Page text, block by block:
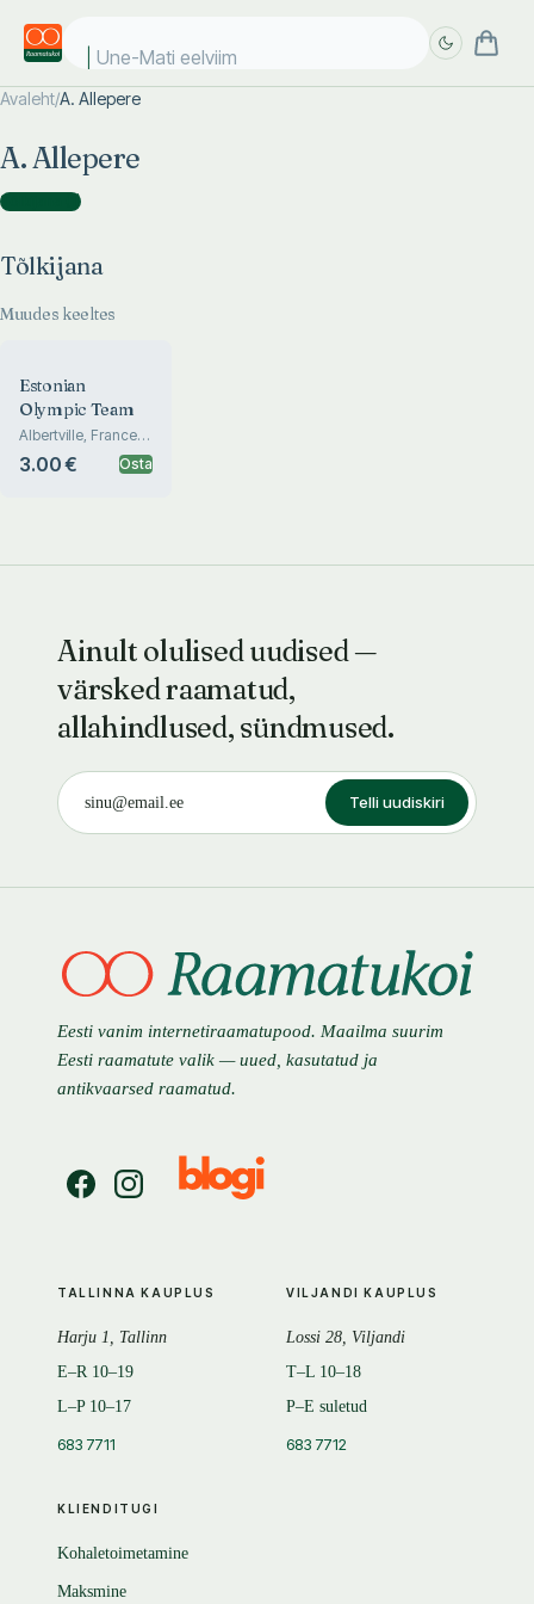
Une-Mati eelviima
Avaleht/A. Allepere
A. Allepere
Tõlkijana )
Tõlkijana
Muudes keeltes
Estonian
Olympic Team
Albertville, France
1992
3.00 € Osta
Ainult olulised uudised —
värsked raamatud,
allahindlused, sündmused.
Telli uudiskiri
Eesti vanim internetiraamatupood. Maailma suurim
Eesti raamatute valik — uued, kasutatud ja
antikvaarsed raamatud.
KLIENDITUGI
Kohaletoimetamine
Maksmine
TALLINNA KAUPLUS
Harju 1, Tallinn
E–R 10–19
L–P 10–17
683 7711
VILJANDI KAUPLUS
Lossi 28, Viljandi
T–L 10–18
P–E suletud
683 7712